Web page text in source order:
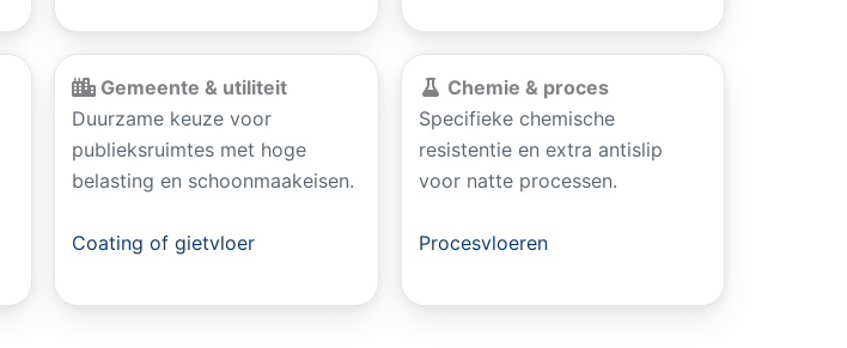
Gemeente & utiliteit
Duurzame keuze voor
publieksruimtes met hoge
belasting en schoonmaakeisen.
Coating of gietvloer
Chemie & proces
Specifieke chemische
resistentie en extra antislip
voor natte processen.
Procesvloeren